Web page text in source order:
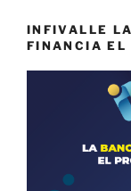
INFIVALLE
FINANCIA EL